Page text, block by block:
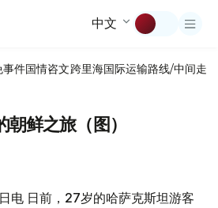
中文
事件国情咨文跨里海国际运输路线/中间走廊
鲜之旅（图）
电 日前，27岁的哈萨克斯坦游客